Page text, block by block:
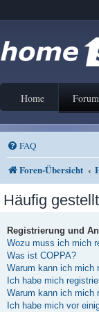
Home Forum
FAQ
Foren-Übersicht
Häufig
Registrierung und
Wozu muss ich mich
Was ist COPPA?
Warum kann ich mich
Ich habe mich
Warum kann ich mich
Ich habe mich vor